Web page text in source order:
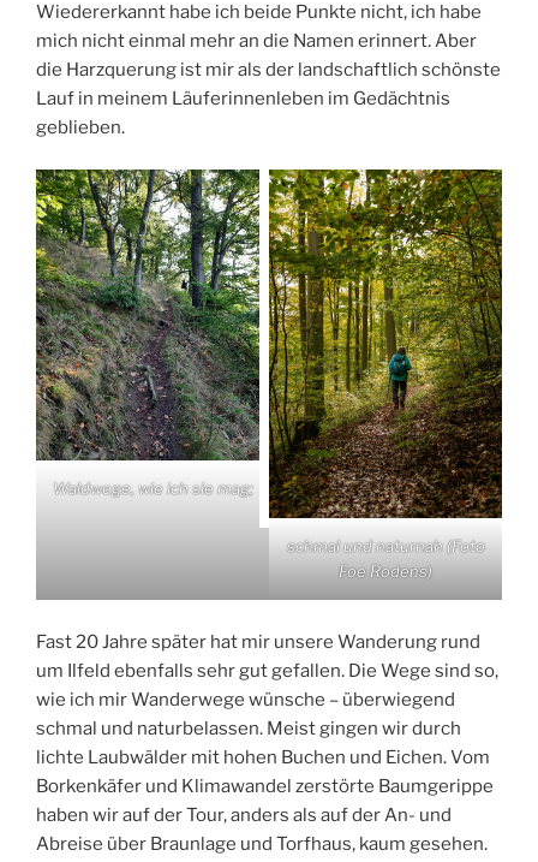
Wiedererkannt habe ich beide Punkte nicht, ich habe
mich nicht einmal mehr an die Namen erinnert. Aber
die Harzquerung ist mir als der landschaftlich schönste
Lauf in meinem Läuferinnenleben im Gedächtnis
geblieben.
Waldwege, wie ich sie mag;
schmal und naturnah (Foto
Foe Rodens)
Fast 20 Jahre später hat mir unsere Wanderung rund
um Ilfeld ebenfalls sehr gut gefallen. Die Wege sind so,
wie ich mir Wanderwege wünsche – überwiegend
schmal und naturbelassen. Meist gingen wir durch
lichte Laubwälder mit hohen Buchen und Eichen. Vom
Borkenkäfer und Klimawandel zerstörte Baumgerippe
haben wir auf der Tour, anders als auf der An- und
Abreise über Braunlage und Torfhaus, kaum gesehen.